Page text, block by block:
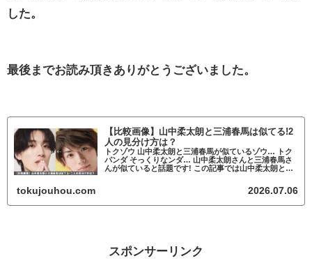
した。
最後までお読み頂きありがとうございました。
【比較画像】山中柔太朗と三浦春馬は似てる!2
人の見分け方は？
トクゾウ 山中柔太朗と三浦春馬が似ているゾウ… トク
パンダ そっくりなンダ… 山中柔太朗さんと三浦春馬さ
んが似ていると話題です! この記事では山中柔太朗と三
tokujouhou.com 2026.07.06
スポンサーリンク